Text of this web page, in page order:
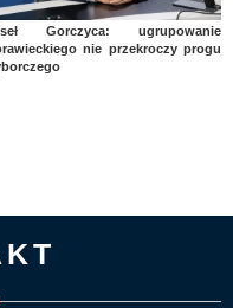
Gorczyca: ugrupowanie
nie przekroczy progu